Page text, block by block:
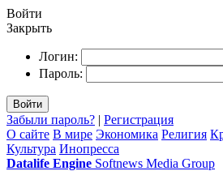
Войти
Закрыть
Логин:
Пароль:
Войти
Забыли пароль? | Регистрация
О сайте В мире Экономика Религия
Культура Инопресса
Datalife Engine Softnews Media Group